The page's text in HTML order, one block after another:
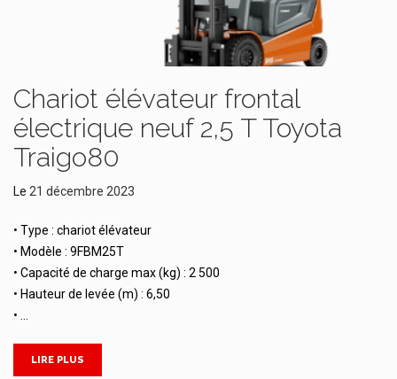
Chariot élévateur frontal
électrique neuf 2,5 T Toyota
Traigo80
Le 21 décembre 2023
• Type : chariot élévateur
• Modèle : 9FBM25T
• Capacité de charge max (kg) : 2 500
• Hauteur de levée (m) : 6,50
• …
LIRE PLUS